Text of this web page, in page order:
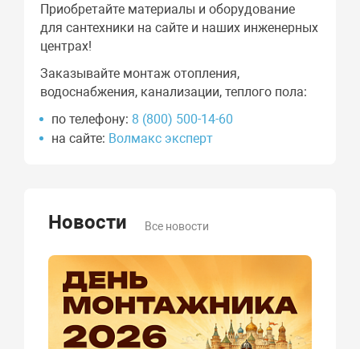
Приобретайте материалы и оборудование
для сантехники на сайте и наших инженерных
центрах!
Заказывайте монтаж отопления,
водоснабжения, канализации, теплого пола:
по телефону: 8 (800) 500-14-60
на сайте: Волмакс эксперт
Новости Все новости